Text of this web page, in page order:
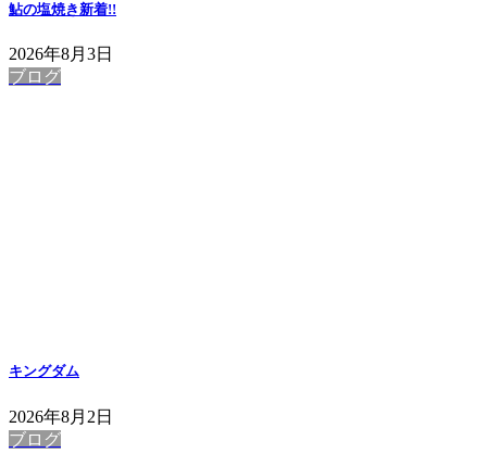
鮎の塩焼き新着!!
2026年8月3日
ブログ
キングダム
2026年8月2日
ブログ